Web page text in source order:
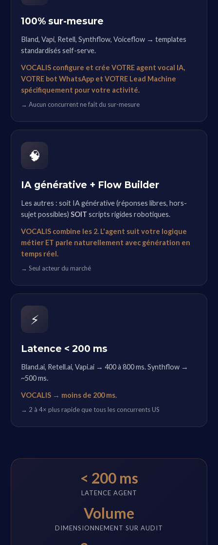
100% sur-mesure
Bland, Vapi, Retell, Synthflow, Voiceflow → templates
standardisés self-serve.
VOCALIS configure et crée VOTRE agent vocal IA,
VOTRE bot WhatsApp et VOTRE Lead Machine
spécifiquement pour votre activité.
→ Aucun concurrent ne fait du sur-mesure
🧠
IA générative + Flow Builder
Les autres : soit IA générative (réponses libres, hors-
sujet possibles)SOIT scripts rigides robotiques.
VOCALIS combine les 2. L'agent suit votre logique
métier ET parle naturellement avec génération en
temps réel.
→ Seul acteur du marché
⚡
Latence < 200 ms
Bland.ai, Retell.ai, Vapi.ai → 400 à 800 ms. Synthflow →
~500 ms.
VOCALIS → moins de 200 ms.
→ 2 à 4× plus rapide que tous les concurrents US
< 200 ms
LATENCE AGENT
Volume
DIMENSIONNEMENT SUR AUDIT